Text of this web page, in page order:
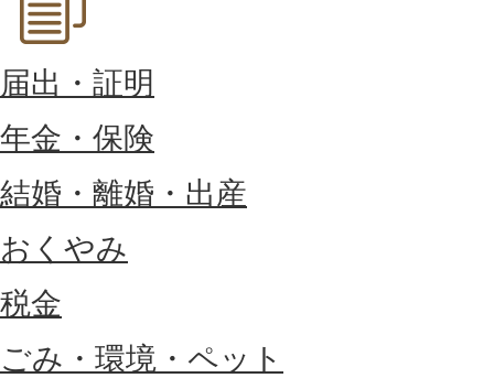
届出・証明
年金・保険
結婚・離婚・出産
おくやみ
税金
ごみ・環境・ペット